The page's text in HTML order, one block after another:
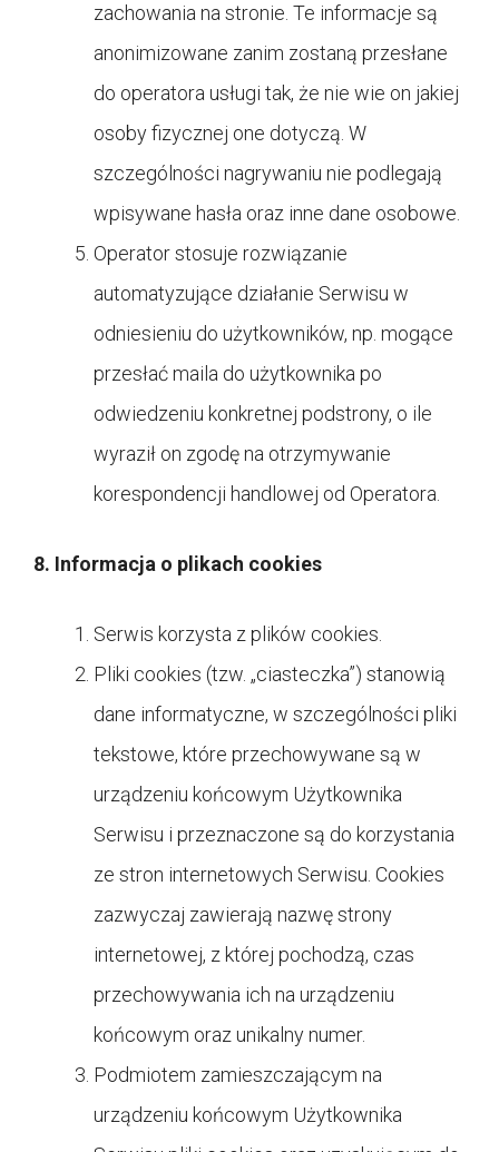
zachowania na stronie. Te informacje są
anonimizowane zanim zostaną przesłane
do operatora usługi tak, że nie wie on jakiej
osoby fizycznej one dotyczą. W
szczególności nagrywaniu nie podlegają
wpisywane hasła oraz inne dane osobowe.
Operator stosuje rozwiązanie
automatyzujące działanie Serwisu w
odniesieniu do użytkowników, np. mogące
przesłać maila do użytkownika po
odwiedzeniu konkretnej podstrony, o ile
wyraził on zgodę na otrzymywanie
korespondencji handlowej od Operatora.
8. Informacja o plikach cookies
Serwis korzysta z plików cookies.
Pliki cookies (tzw. „ciasteczka”) stanowią
dane informatyczne, w szczególności pliki
tekstowe, które przechowywane są w
urządzeniu końcowym Użytkownika
Serwisu i przeznaczone są do korzystania
ze stron internetowych Serwisu. Cookies
zazwyczaj zawierają nazwę strony
internetowej, z której pochodzą, czas
przechowywania ich na urządzeniu
końcowym oraz unikalny numer.
Podmiotem zamieszczającym na
urządzeniu końcowym Użytkownika